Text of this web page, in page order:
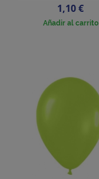
Precio
1,10 €
Añadir al carrito